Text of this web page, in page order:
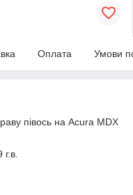
Оплата Умови
півось на Acura MDX